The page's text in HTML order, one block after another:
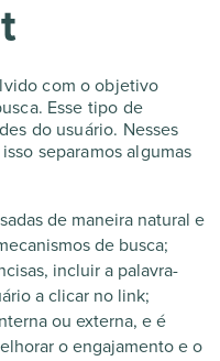
com o objetivo
Esse tipo de
do usuário. Nesses
separamos algumas
de maneira natural e
de busca;
incluir a palavra-
a clicar no link;
ou externa, e é
o engajamento e o